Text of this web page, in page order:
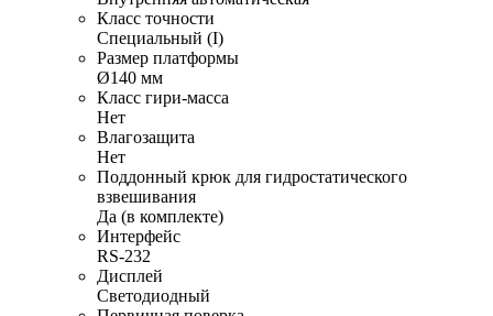
Класс точности
Специальный (I)
Размер платформы
Ø140 мм
Класс гири-масса
Нет
Влагозащита
Нет
Поддонный крюк для гидростатического
взвешивания
Да (в комплекте)
Интерфейс
RS-232
Дисплей
Светодиодный